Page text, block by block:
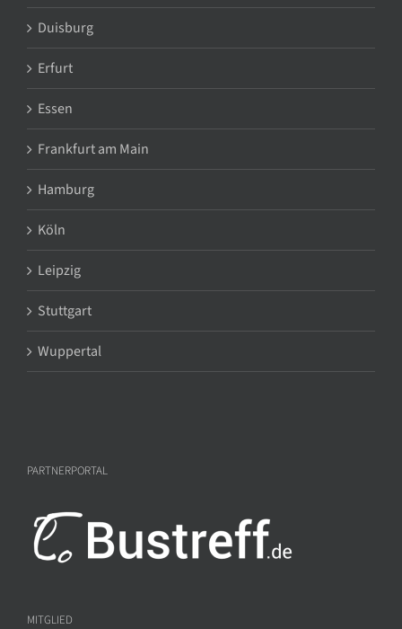
Duisburg
Erfurt
Essen
Frankfurt am Main
Hamburg
Köln
Leipzig
Stuttgart
Wuppertal
PARTNERPORTAL
MITGLIED